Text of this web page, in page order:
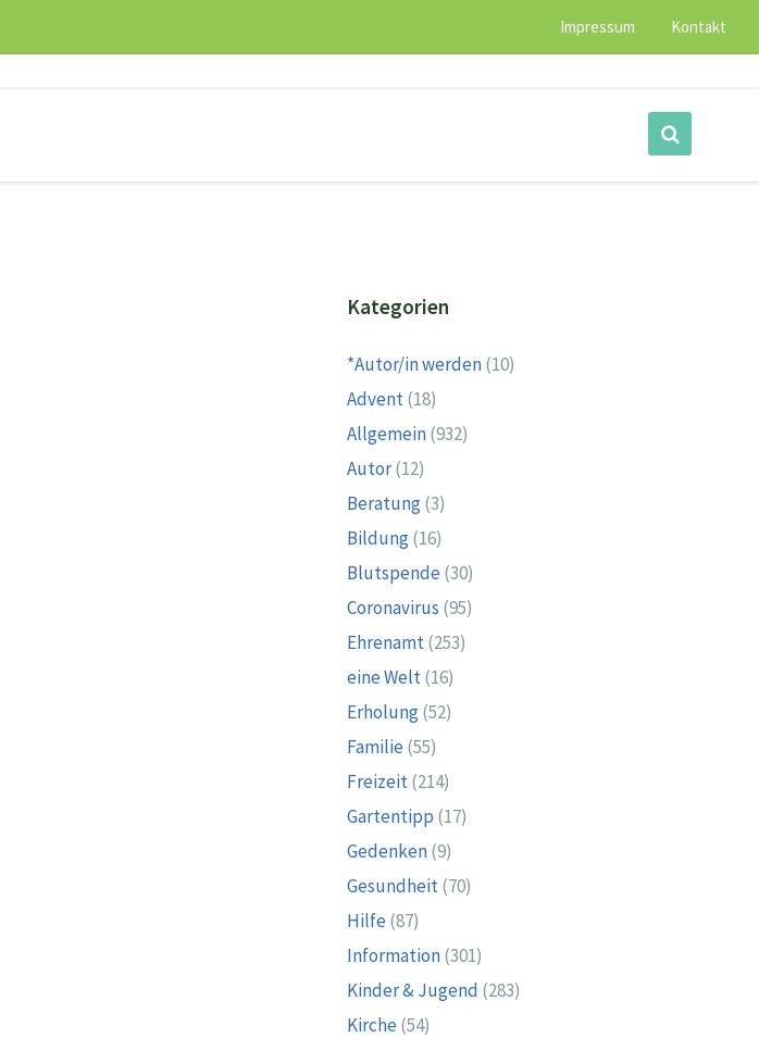
Impressum Kontakt
Kategorien
*Autor/in werden(10)
Advent(18)
Allgemein(932)
Autor(12)
Beratung(3)
Bildung(16)
Blutspende (30)
Coronavirus (95)
Ehrenamt(253)
eine Welt(16)
Erholung(52)
Familie (55)
Freizeit(214)
Gartentipp (17)
Gedenken(9)
Gesundheit(70)
Hilfe (87)
Information(301)
Kinder & Jugend (283)
Kirche (54)